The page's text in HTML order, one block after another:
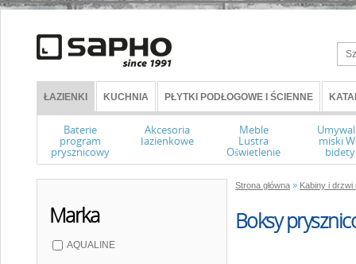
ŁAZIENKI KUCHNIA PŁYTKI PODŁOGOWE I ŚCIENNE
Baterie
program
prysznicowy
Akcesoria
łazienkowe
Meble
Lustra
Oświetlenie
miski
bidety
Strona główna » Kabiny i
Boksy
Marka
AQUALINE